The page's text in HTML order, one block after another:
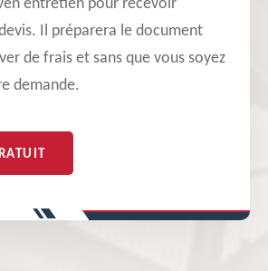
entretien pour recevoir
Il préparera le document
de frais et sans que vous soyez
demande.